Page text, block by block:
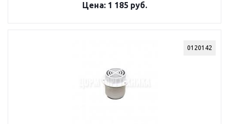
1 185 руб.
0120142